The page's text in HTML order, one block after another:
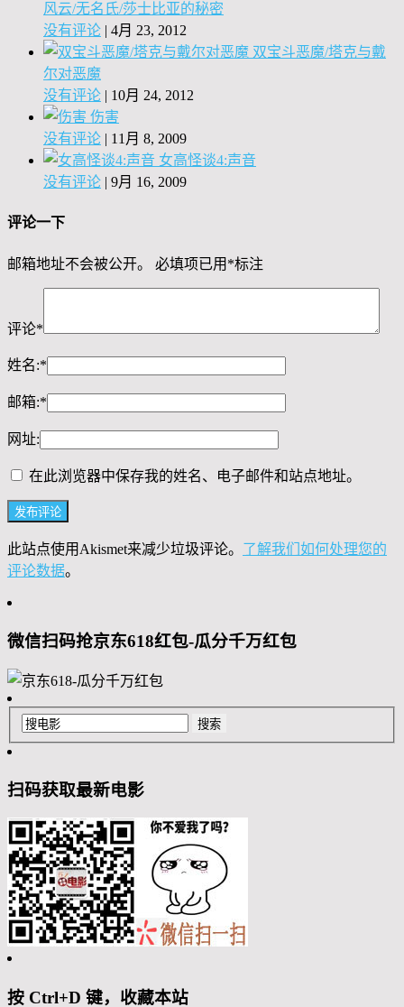
风云/无名氏/莎士比亚的秘密
没有评论 | 4月 23, 2012
双宝斗恶魔/塔克与戴
尔对恶魔
没有评论 | 10月 24, 2012
伤害
没有评论 | 11月 8, 2009
女高怪谈4:声音
没有评论 | 9月 16, 2009
评论一下
邮箱地址不会被公开。 必填项已用 *标注
评论*
姓名:*
邮箱:*
网址:
在此浏览器中保存我的姓名、电子邮件和站点地址。
此站点使用Akismet来减少垃圾评论。 了解我们如何处理您的
评论数据。
微信扫码抢京东618红包-瓜分千万红包
扫码获取最新电影
按 Ctrl+D 键，收藏本站